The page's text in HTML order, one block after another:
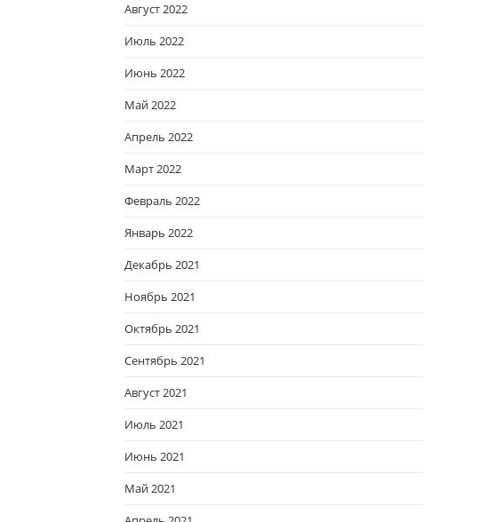
Август 2022
Июль 2022
Июнь 2022
Май 2022
Апрель 2022
Март 2022
Февраль 2022
Январь 2022
Декабрь 2021
Ноябрь 2021
Октябрь 2021
Сентябрь 2021
Август 2021
Июль 2021
Июнь 2021
Май 2021